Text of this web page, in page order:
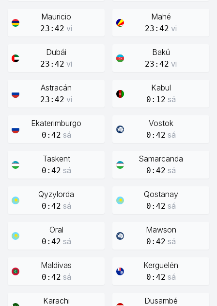
Mauricio
23:42 vi
Mahé
23:42 vi
Dubái
23:42 vi
Bakú
23:42 vi
Astracán
23:42 vi
Kabul
0:12 sá
Ekaterimburgo
0:42 sá
Vostok
0:42 sá
Taskent
0:42 sá
Samarcanda
0:42 sá
Qyzylorda
0:42 sá
Qostanay
0:42 sá
Oral
0:42 sá
Mawson
0:42 sá
Maldivas
0:42 sá
Kerguelén
0:42 sá
Karachi Dusambé